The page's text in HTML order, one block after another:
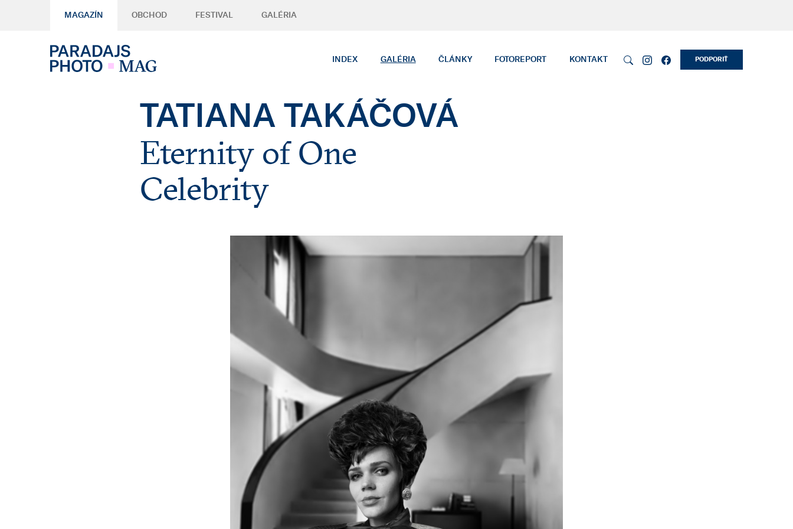
MAGAZÍN OBCHOD FESTIVAL GALÉRIA
INDEX GALÉRIA ČLÁNKY FOTOREPORT KONTAKT PODPORIŤ
TATIANA TAKÁČOVÁ
Eternity of One
Celebrity